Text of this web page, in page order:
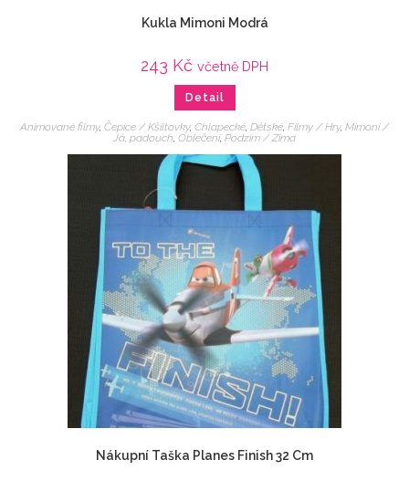
Kukla Mimoni Modrá
243 Kč včetně DPH
Detail
Animované filmy, Čepice / Kšiltovky, Chlapecké Dětské Filmy / Hry, Mimoni /
Já, padouch Oblečení, Podzim / Zima
Nákupní Taška Planes Finish 32 Cm